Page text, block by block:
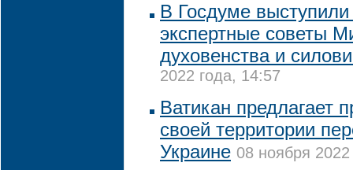
В Госдуме
экспертные советы
духовенства и
2022 года, 14:57
Ватикан предлагает
своей территории
Украине 08 ноября